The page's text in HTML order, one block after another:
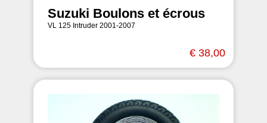
Suzuki Boulons et écrous
VL 125 Intruder 2001-2007
€ 38,00